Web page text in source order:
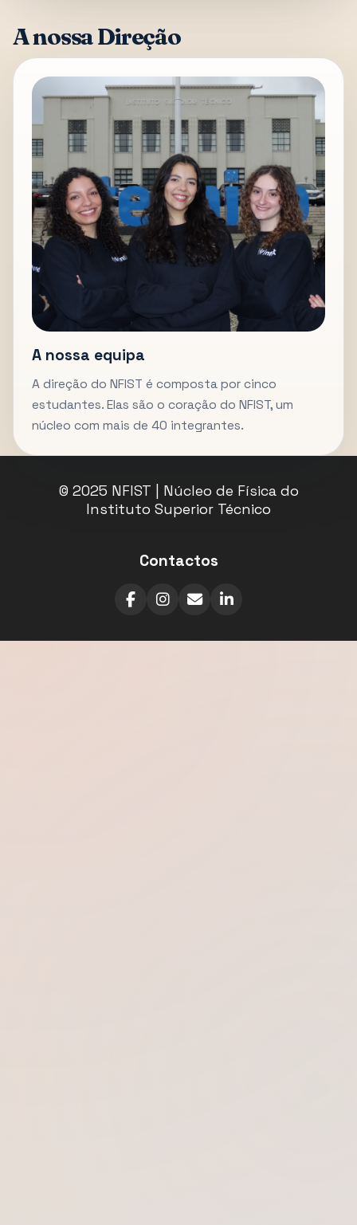
A nossa Direção
A nossa equipa
A direção do NFIST é composta por cinco
estudantes. Elas são o coração do NFIST, um
núcleo com mais de 40 integrantes.
© 2025 NFIST | Núcleo de Física do
Instituto Superior Técnico
Contactos